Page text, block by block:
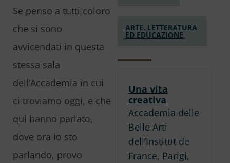
Se penso a tutti coloro
che si sono
avvicendati in questa
stessa sala
dell’Accademia in cui
ci troviamo oggi, e che
qui hanno parlato,
dove ora io sto
parlando, provo
ARTE, LETTERATURA
ED EDUCAZIONE
Una vita
creativa
Accademia delle
Belle Arti
dell’Institut de
France, Parigi,